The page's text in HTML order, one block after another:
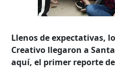
Llenos de expectativas,
Creativo llegaron a
aquí, el primer reporte